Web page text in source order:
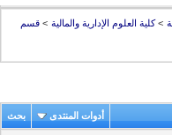
> كلية العلوم الإدارية والمالية > قسم
أدوات المنتدى بحث